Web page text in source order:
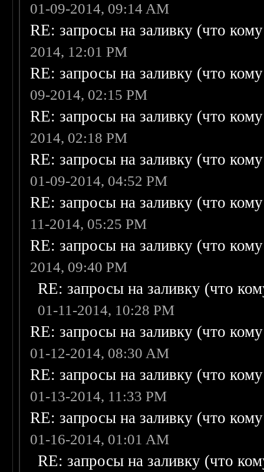
01-09-2014, 09:14 AM
RE: запросы на заливку (что
2014, 12:01 PM
RE: запросы на заливку (что
09-2014, 02:15 PM
RE: запросы на заливку (что
2014, 02:18 PM
RE: запросы на заливку (что
01-09-2014, 04:52 PM
RE: запросы на заливку (что
11-2014, 05:25 PM
RE: запросы на заливку (что
2014, 09:40 PM
RE: запросы на заливку (что
01-11-2014, 10:28 PM
RE: запросы на заливку (что
01-12-2014, 08:30 AM
RE: запросы на заливку (что
01-13-2014, 11:33 PM
RE: запросы на заливку (что
01-16-2014, 01:01 AM
RE: запросы на заливку (что